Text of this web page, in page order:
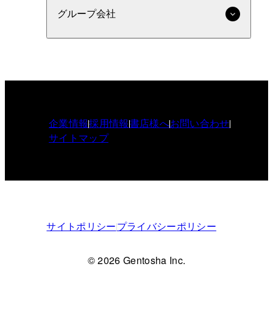
グループ会社
企業情報採用情報書店様へお問い合わせ
サイトマップ
サイトポリシープライバシーポリシー
© 2026 Gentosha Inc.